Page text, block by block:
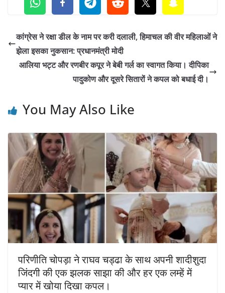
कांग्रेस ने रक्षा डील के नाम पर करी दलाली, हिमाचल की वीर महिलाओं ने
झेला इसका नुकसान: प्रधानमंत्री मोदी
आलिया भट्ट और रणबीर कपूर ने बेबी गर्ल का स्वागत किया। दीपिका
पादुकोण और दूसरे सितारों ने कपल को बधाई दी।
You May Also Like
परिणीति चोपड़ा ने राघव चड्ढा के साथ अपनी शादीशुदा
जिंदगी की एक झलक साझा की और हर एक लम्हें में
प्यार में खोया दिखा कपल।